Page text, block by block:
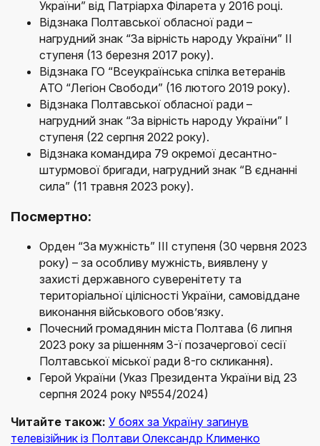
України” від Патріарха Філарета у 2016 році.
Відзнака Полтавської обласної ради –
нагрудний знак “За вірність народу України” ІІ
ступеня (13 березня 2017 року).
Відзнака ГО “Всеукраїнська спілка ветеранів
АТО “Легіон Свободи” (16 лютого 2019 року).
Відзнака Полтавської обласної ради –
нагрудний знак “За вірність народу України” І
ступеня (22 серпня 2022 року).
Відзнака командира 79 окремої десантно-
штурмової бригади, нагрудний знак “В єднанні
сила” (11 травня 2023 року).
Посмертно:
Орден “За мужність” ІІІ ступеня (30 червня 2023
року) – за особливу мужність, виявлену у
захисті державного суверенітету та
територіальної цілісності України, самовіддане
виконання військового обов’язку.
Почесний громадянин міста Полтава (6 липня
2023 року за рішенням 3-ї позачергової сесії
Полтавської міської ради 8-го скликання).
Герой України (Указ Президента України від 23
серпня 2024 року №554/2024)
Читайте також: У боях за Україну загинув
телевізійник із Полтави Олександр Клименко